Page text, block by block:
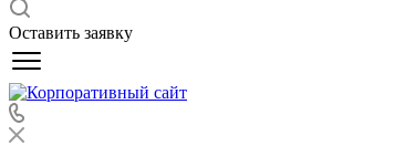
Оставить заявку